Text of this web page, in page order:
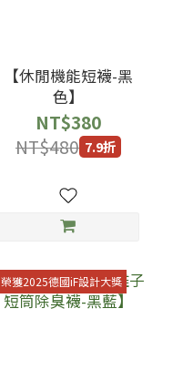
【休閒機能短襪-黑
色】
NT$380
NT$480 7.9折
榮獲2025德國iF設計大獎